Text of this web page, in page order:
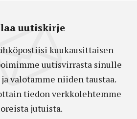
uutiskirje
kuukausittaisen
uutisvirrasta sinulle
valotamme niiden taustaa.
tiedon verkkolehtemme
jutuista.